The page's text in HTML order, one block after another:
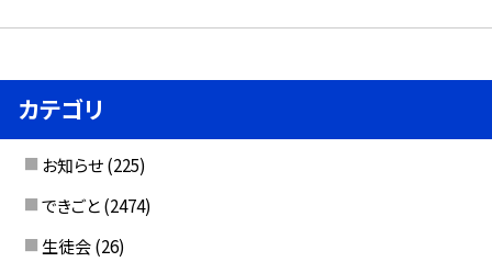
カテゴリ
お知らせ (225)
できごと (2474)
生徒会 (26)